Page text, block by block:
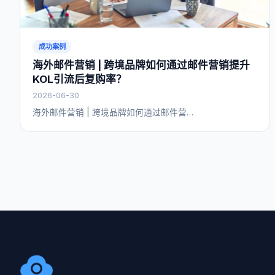
成功案例
海外邮件营销 | 跨境品牌如何通过邮件营销提升
KOL引流后复购率？
2026-06-30
海外邮件营销 | 跨境品牌如何通过邮件营…